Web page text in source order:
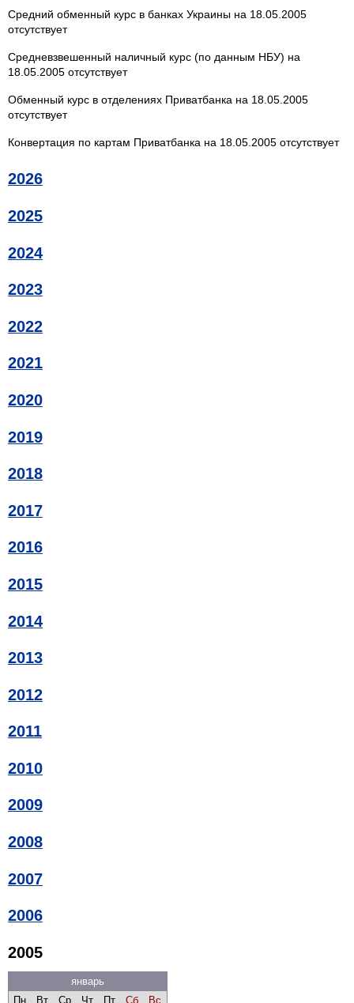
Средний обменный курс в банках Украины на 18.05.2005
отсутствует
Средневзвешенный наличный курс (по данным НБУ) на
18.05.2005 отсутствует
Обменный курс в отделениях Приватбанка на 18.05.2005
отсутствует
Конвертация по картам Приватбанка на 18.05.2005 отсутствует
2026
2025
2024
2023
2022
2021
2020
2019
2018
2017
2016
2015
2014
2013
2012
2011
2010
2009
2008
2007
2006
2005
январь
Пн
Вт Ср Чт Пт Сб Вс